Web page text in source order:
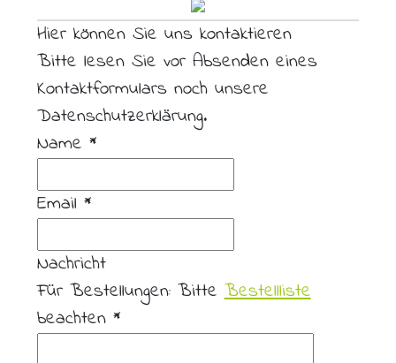
Hier können Sie uns kontaktieren
Bitte lesen Sie vor Absenden eines
Kontaktformulars noch unsere
Datenschutzerklärung.
Name *
Email *
Nachricht
Für Bestellungen: BitteBestellliste
beachten *